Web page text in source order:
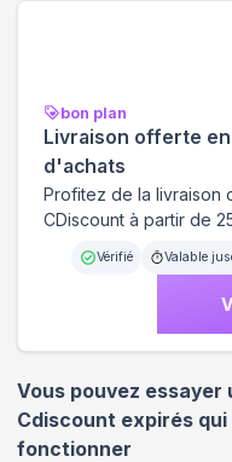
bon plan
Livraison offerte
d'achats
Profitez de la livraison
CDiscount à partir de
Vérifié Valable
Vous pouvez essayer
Cdiscount expirés
fonctionner